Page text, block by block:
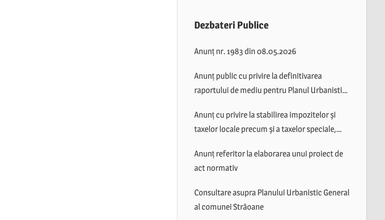
Dezbateri Publice
Anunț nr. 1983 din 08.05.2026
Anunț public cu privire la definitivarea
raportului de mediu pentru Planul Urbanistic
Anunț cu privire la stabilirea impozitelor și
taxelor locale precum și a taxelor speciale,
Anunț referitor la elaborarea unui proiect de
act normativ
Consultare asupra Planului Urbanistic General
al comunei Străoane